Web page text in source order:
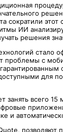
сократили
ИИ
решения
стало
проблемы с
доступными
занять всего
и
позволяют